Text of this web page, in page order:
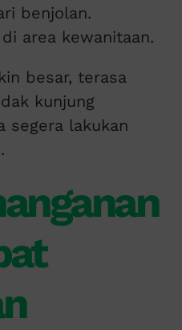
benjolan.
area kewanitaan.
besar, terasa
kunjung
segera lakukan